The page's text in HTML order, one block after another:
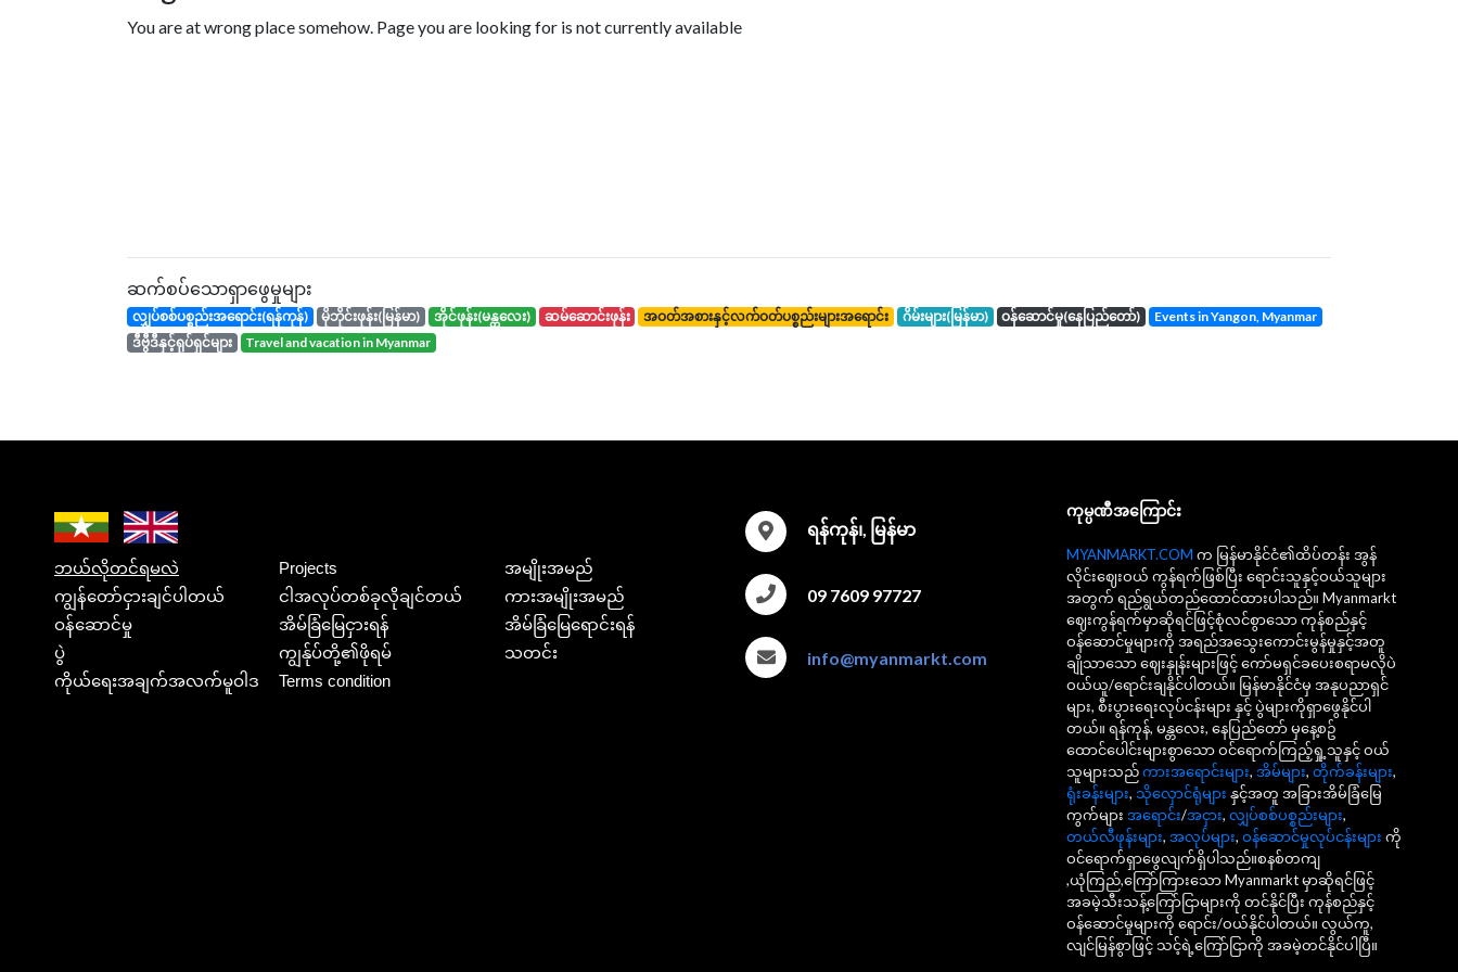
You are at wrong place somehow. Page you are looking for is not currently available
ဆက်စပ်သောရှာဖွေမှုများ
လျှပ်စစ်ပစ္စည်းအရောင်း(ရန်ကုန်) မိုဘိုင်းဖုန်း(မြန်မာ) အိုင်ဖုန်း(မန္တလေး) ဆမ်ဆောင်းဖုန်း အဝတ်အစားနှင့်လက်ဝတ်ပစ္စည်းများအရောင်း ဂိမ်းများ(မြန်မာ) ဝန်ဆောင်မှု(နေပြည်တော်)
events in Yangon, Myanmar
ဒီဗွီဒီနှင့်ရုပ်ရှင်များ
travel and vacation in Myanmar
ဘယ်လိုတင်ရမလဲ Projects
အမျိုးအမည်
ကျွန်တော်ငှားချင်ပါတယ်
ငါအလုပ်တစ်ခုလိုချင်တယ်
ကားအမျိုးအမည်
ဝန်ဆောင်မှု
အိမ်ခြံမြေငှားရန်
အိမ်ခြံမြေရောင်းရန်
ပွဲ
ကျွန်ုပ်တို့၏ဖိုရမ်
သတင်း
ကိုယ်ရေးအချက်အလက်မူဝါဒ
Terms condition
ရန်ကုန်၊, မြန်မာ
09 7609 97727
info@myanmarkt.com
ကုမ္ပဏီအကြောင်း
MYANMARKT.COM က မြန်မာနိုင်ငံ၏ထိပ်တန်း အွန်
လိုင်းဈေးဝယ် ကွန်ရက်ဖြစ်ပြီး ရောင်းသူနှင့်ဝယ်သူများ
အတွက် ရည်ရွယ်တည်ထောင်ထားပါသည်။ Myanmarkt
ဈေးကွန်ရက်မှာဆိုရင်ဖြင့်စုံလင်စွာသော ကုန်စည်နှင့်
ဝန်ဆောင်မှုများကို အရည်အသွေးကောင်းမွန်မှုနှင့်အတူ
ချိုသာသော ဈေးနှုန်းများဖြင့် ကော်မရှင်ခပေးစရာမလိုပဲ
ဝယ်ယူ/ရောင်းချနိုင်ပါတယ်။ မြန်မာနိုင်ငံမှ အနုပညာရှင်
များ, စီးပွားရေးလုပ်ငန်းများ နှင့် ပွဲများကိုရှာဖွေနိုင်ပါ
တယ်။ ရန်ကုန်, မန္တလေး, နေပြည်တော် မှနေ့စဥ်
ထောင်ပေါင်းများစွာသော ဝင်ရောက်ကြည့်ရှု့သူနှင့် ဝယ်
သူများသည်ကားအရောင်းများ, အိမ်များ, တိုက်ခန်းများ,
ရုံးခန်းများ, သိုလှောင်ရုံများ နှင့်အတူ အခြားအိမ်ခြံမြေ
ကွက်များ အရောင်း/အငှား, လျှပ်စစ်ပစ္စည်းများ,
တယ်လီဖုန်းများ, အလုပ်များ, ဝန်ဆောင်မှုလုပ်ငန်းများ ကို
ဝင်ရောက်ရှာဖွေလျက်ရှိပါသည်။စနစ်တကျ
,ယုံကြည်,ကြော်ကြားသော Myanmarkt မှာဆိုရင်ဖြင့်
အခမဲ့သီးသန့်ကြော်ငြာများကို တင်နိုင်ပြီး ကုန်စည်နှင့်
ဝန်ဆောင်မှုများကို ရောင်း/ဝယ်နိုင်ပါတယ်။ လွယ်ကူ,
လျင်မြန်စွာဖြင့် သင့်ရဲ့ကြော်ငြာကို အခမဲ့တင်နိုင်ပါပြီ။